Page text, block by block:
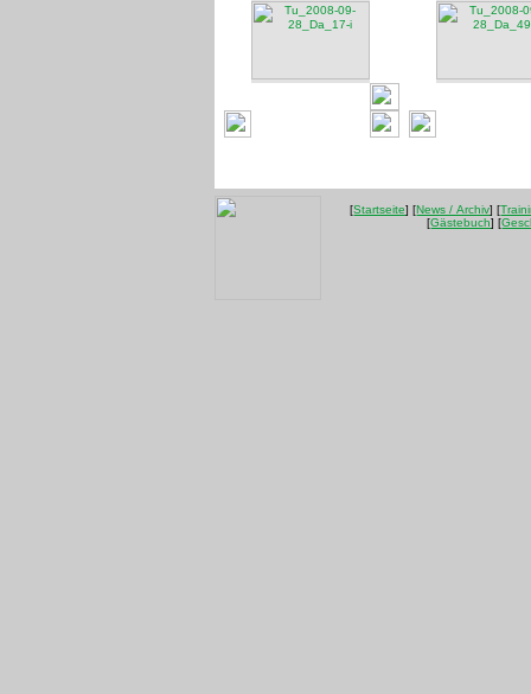
[Startseite] [News / Archiv] [
[Gästebuch] [